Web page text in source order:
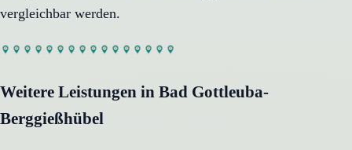
vergleichbar werden.
Weitere Leistungen in Bad Gottleuba-
Berggießhübel